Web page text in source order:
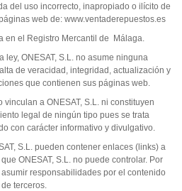
del uso incorrecto, inapropiado o ilícito de
web de: www.ventaderepuestos.es
en el Registro Mercantil de
Málaga.
ONESAT, S.L. no asume ninguna
de veracidad, integridad, actualización y
que contienen sus páginas web.
a ONESAT, S.L. ni constituyen
legal de ningún tipo pues se trata
con carácter informativo y divulgativo.
S.L. pueden contener enlaces (links) a
ONESAT, S.L. no puede controlar. Por
asumir responsabilidades por el contenido
terceros.